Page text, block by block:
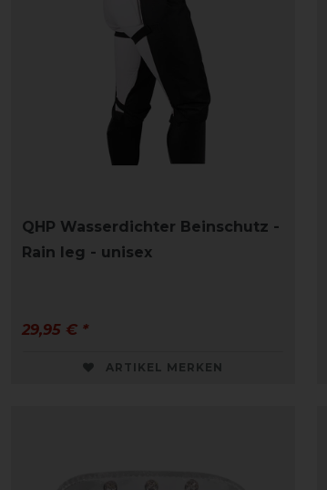
QHP Wasserdichter Beinschutz -
Rain leg - unisex
29,95 € *
ARTIKEL MERKEN